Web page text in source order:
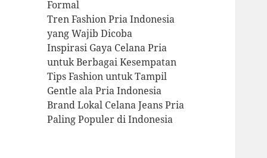
Formal
Tren Fashion Pria Indonesia
yang Wajib Dicoba
Inspirasi Gaya Celana Pria
untuk Berbagai Kesempatan
Tips Fashion untuk Tampil
Gentle ala Pria Indonesia
Brand Lokal Celana Jeans Pria
Paling Populer di Indonesia